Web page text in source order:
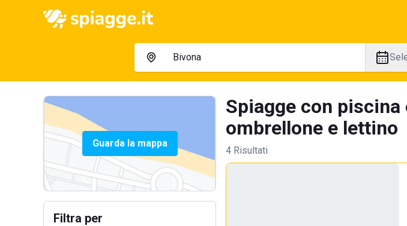
Guarda la mappa
Filtra per
Spiagge con
ombrellone e lettino
4 Risultati